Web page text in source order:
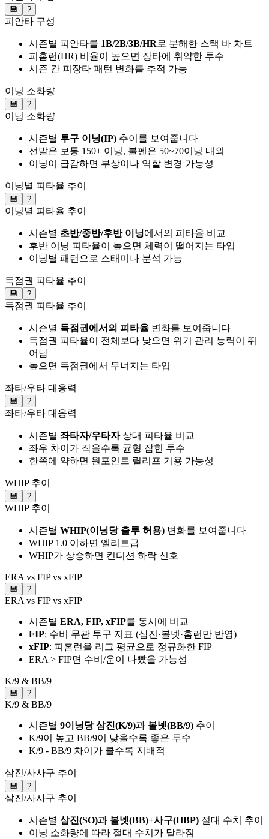
💾 ?
피안타 구성
시즌별 피안타를 1B/2B/3B/HR로 분해한 스택 바 차트
피홈런(HR) 비율이 높으면 장타에 취약한 투수
시즌 간 피장타 패턴 변화를 추적 가능
이닝 소화량
💾 ?
이닝 소화량
시즌별 투구 이닝(IP) 추이를 보여줍니다
선발은 보통 150+ 이닝, 불펜은 50~70이닝 내외
이닝이 급감하면 부상이나 역할 변경 가능성
이닝별 피타율 추이
💾 ?
이닝별 피타율 추이
시즌별 초반/중반/후반 이닝에서의 피타율 비교
후반 이닝 피타율이 높으면 체력이 떨어지는 타입
이닝별 패턴으로 스태미나 분석 가능
득점권 피타율 추이
💾 ?
득점권 피타율 추이
시즌별 득점권에서의 피타율 변화를 보여줍니다
득점권 피타율이 전체보다 낮으면 위기 관리 능력이 뛰
어남
높으면 득점권에서 무너지는 타입
좌타/우타 대응력
💾 ?
좌타/우타 대응력
시즌별 좌타자/우타자상대 피타율 비교
좌우 차이가 작을수록 균형 잡힌 투수
한쪽에 약하면 원포인트 릴리프 기용 가능성
WHIP 추이
💾 ?
WHIP 추이
시즌별 WHIP(이닝당 출루 허용) 변화를 보여줍니다
WHIP 1.0 이하면 엘리트급
WHIP가 상승하면 컨디션 하락 신호
ERA vs FIP vs xFIP
💾 ?
ERA vs FIP vs xFIP
시즌별 ERA, FIP, xFIP를 동시에 비교
FIP: 수비 무관 투구 지표 (삼진·볼넷·홈런만 반영)
xFIP: 피홈런을 리그 평균으로 정규화한 FIP
ERA > FIP면 수비/운이 나빴을 가능성
K/9 & BB/9
💾 ?
K/9 & BB/9
시즌별 9이닝당 삼진(K/9)과 볼넷(BB/9) 추이
K/9이 높고 BB/9이 낮을수록 좋은 투수
K/9 - BB/9 차이가 클수록 지배적
삼진/사사구 추이
💾 ?
삼진/사사구 추이
시즌별 삼진(SO)과 볼넷(BB)+사구(HBP) 절대 수치 추이
이닝 소화량에 따라 절대 수치가 달라짐